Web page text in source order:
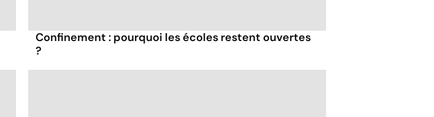
Confinement : pourquoi les écoles restent ouvertes
?